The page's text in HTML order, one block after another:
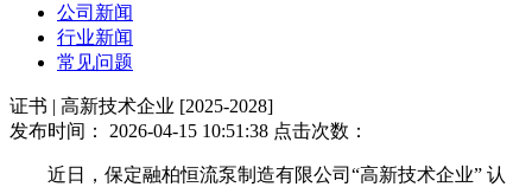
公司新闻
行业新闻
常见问题
证书 | 高新技术企业 [2025-2028]
发布时间： 2026-04-15 10:51:38 点击次数：
近日，保定融柏恒流泵制造有限公司“高新技术企业” 认